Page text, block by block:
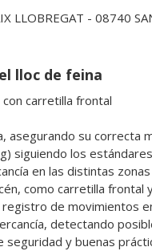
LLOBREGAT - 08740
lloc de feina
carretilla frontal
asegurando su correcta
siguiendo los
en las distintas
como carretilla frontal
de movimientos
detectando
y buenas